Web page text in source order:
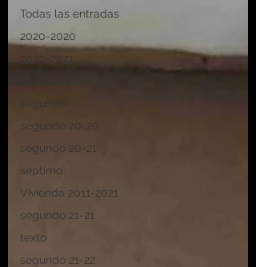
Todas las entradas
2020-2020
2020-2021
segundo
segundo 20-20
segundo 20-21
séptimo
Vivienda 2011-2021
segundo 21-21
texto
segundo 21-22